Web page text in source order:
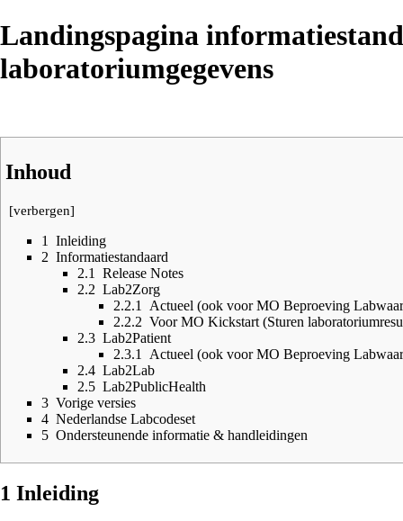
Landingspagina
laboratoriumgegevens
Inhoud
[verbergen]
1
Inleiding
2 Informatiestandaard
2.1
Release Notes
2.2 Lab2Zorg
2.2.1
Actueel (ook voor MO Beproeving
2.2.2 Voor MO Kickstart (Sturen
2.3 Lab2Patient
2.3.1
Actueel (ook voor MO Beproeving
2.4 Lab2Lab
2.5 Lab2PublicHealth
3 Vorige versies
4 Nederlandse Labcodeset
5 Ondersteunende informatie & handleidingen
1 Inleiding